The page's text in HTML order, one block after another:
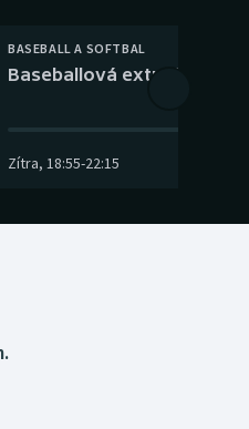
BASEBALL A SOFTBAL
Baseballová extraliga:
Zítra, 18:55-22:15